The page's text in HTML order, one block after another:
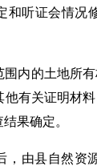
和听证会情况
围内的土地所
他有关证明材
果确定。
，由县自然资